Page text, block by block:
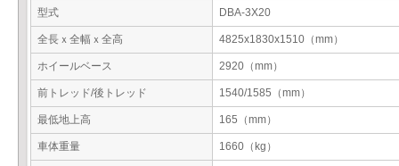
型式 DBA-3X20
全長ｘ全幅ｘ全高 4825x1830x1510（mm）
ホイールベース 2920（mm）
前トレッド/後トレッド 1540/1585（mm）
最低地上高 165（mm）
車体重量 1660（kg）